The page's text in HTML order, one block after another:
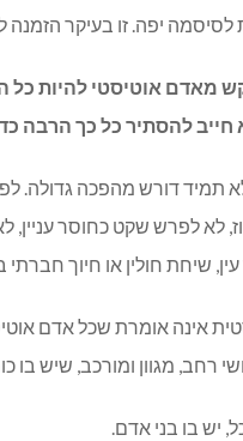
לסיסמה יפה. זו בעיקר הזמנה
מאדם אוטיסטי להיות כל
חייב להסתיר כל כך הרבה
תמיד דורש מהפכה גדולה.
לא לפרש שקט כחוסר עניין,
שיחת חולין או חיוך חברתי
אינה אומרת שכל אדם
רחב, מגוון ומורכב, שיש בו
יש בו בני אדם.